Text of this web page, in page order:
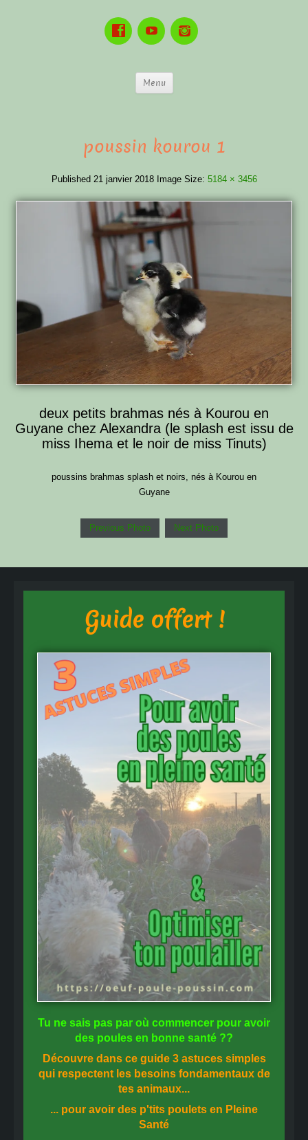
Menu
poussin kourou 1
Published 21 janvier 2018 Image Size: 5184 × 3456
deux petits brahmas nés à Kourou en
Guyane chez Alexandra (le splash est issu de
miss Ihema et le noir de miss Tinuts)
poussins brahmas splash et noirs, nés à Kourou en
Guyane
Previous Photo Next Photo
Guide offert !
Tu ne sais pas par où commencer pour avoir
des poules en bonne santé ??
Découvre dans ce guide 3 astuces simples
qui respectent les besoins fondamentaux de
tes animaux...
... pour avoir des p'tits poulets en Pleine
Santé